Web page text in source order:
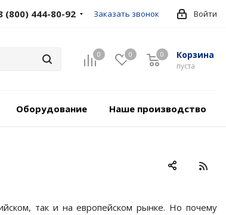
Войти
(800) 444-80-92 Заказать звонок
0 0 Корзина
пуста
0
Оборудование Наше производство
так и на европейском рынке. Но почему